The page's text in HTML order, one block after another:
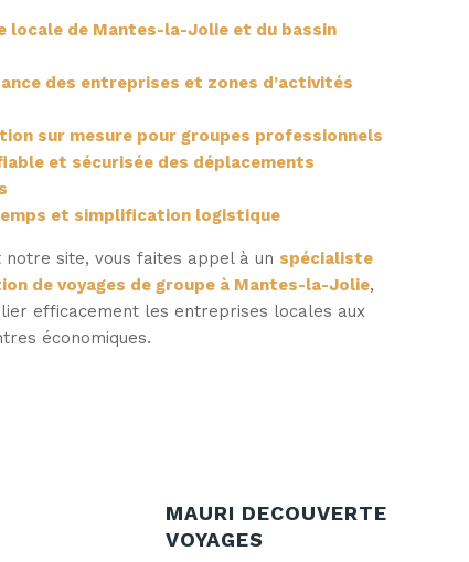
locale de Mantes-la-Jolie et du bassin
des entreprises et zones d’activités
sur mesure pour groupes professionnels
et sécurisée des déplacements
et simplification logistique
notre site, vous faites appel à un spécialiste
de voyages de groupe à Mantes-la-Jolie,
efficacement les entreprises locales aux
économiques.
MAURI DECOUVERTE
VOYAGES